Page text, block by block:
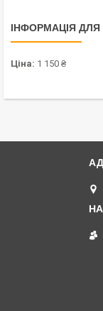
ІНФОРМАЦІЯ
Ціна: 1 150 ₴